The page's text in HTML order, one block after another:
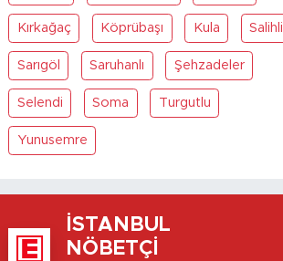
Kırkağaç Köprübaşı Kula Salihli
Sarıgöl Saruhanlı Şehzadeler
Selendi Soma Turgutlu
Yunusemre
İSTANBUL
NÖBETÇI